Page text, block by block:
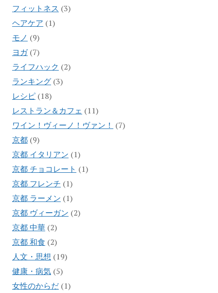
フィットネス (3)
ヘアケア (1)
モノ (9)
ヨガ(7)
ライフハック (2)
ランキング(3)
レシピ(18)
レストラン＆カフェ (11)
ワイン！ヴィーノ！ヴァン！ (7)
京都(9)
京都 イタリアン (1)
京都 チョコレート (1)
京都 フレンチ (1)
京都 ラーメン (1)
京都 ヴィーガン (2)
京都 中華(2)
京都 和食 (2)
人文・思想 (19)
健康・病気(5)
女性のからだ(1)